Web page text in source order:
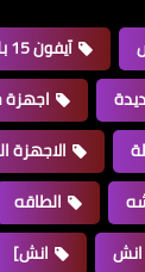
آيفون 15 بلس
الاجهزة
الطاقه
انش انش]